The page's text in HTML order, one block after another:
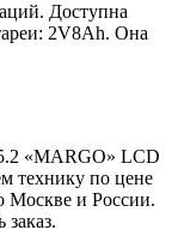
Доступна
2V8Ah. Она
«MARGO» LCD
технику по цене
Москве и России.
заказ.